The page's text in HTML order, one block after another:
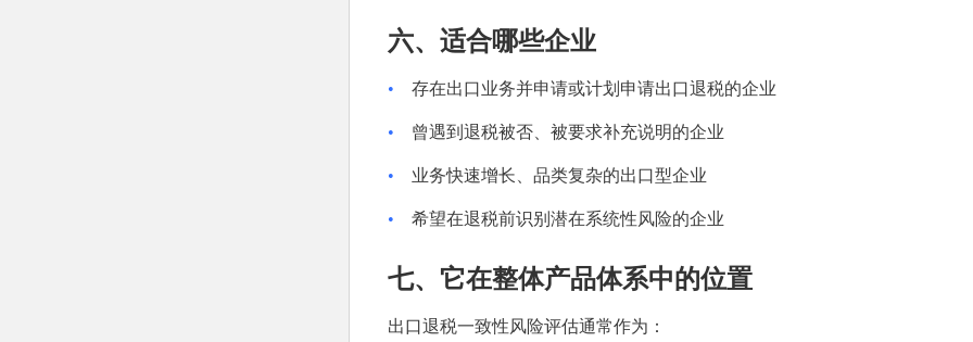
六、适合哪些企业
• 存在出口业务并申请或计划申请出口退税的企业
• 曾遇到退税被否、被要求补充说明的企业
• 业务快速增长、品类复杂的出口型企业
• 希望在退税前识别潜在系统性风险的企业
七、它在整体产品体系中的位置
出口退税一致性风险评估通常作为：